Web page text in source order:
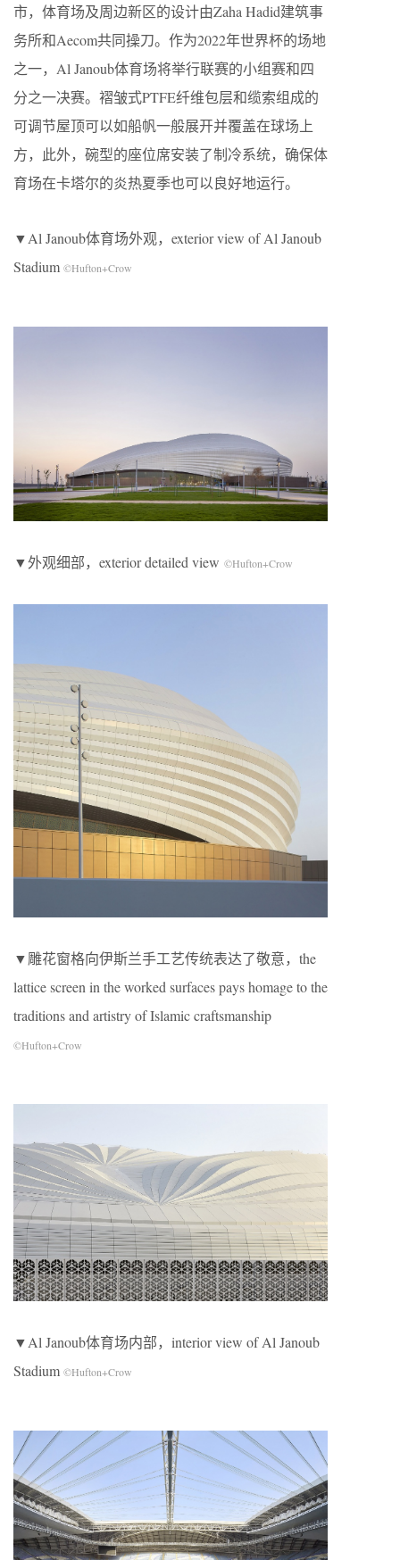
市，体育场及周边新区的设计由Zaha Hadid建筑事
务所和Aecom共同操刀。作为2022年世界杯的场地
之一，Al Janoub体育场将举行联赛的小组赛和四
分之一决赛。褶皱式PTFE纤维包层和缆索组成的
可调节屋顶可以如船帆一般展开并覆盖在球场上
方，此外，碗型的座位席安装了制冷系统，确保体
育场在卡塔尔的炎热夏季也可以良好地运行。
▼Al Janoub体育场外观，exterior view of Al Janoub
Stadium ©Hufton+Crow
▼外观细部，exterior detailed view ©Hufton+Crow
▼雕花窗格向伊斯兰手工艺传统表达了敬意，the
lattice screen in the worked surfaces pays homage to the
traditions and artistry of Islamic craftsmanship
©Hufton+Crow
▼Al Janoub体育场内部，interior view of Al Janoub
Stadium ©Hufton+Crow